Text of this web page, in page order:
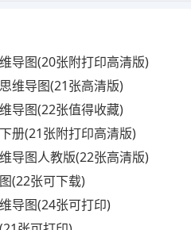
导图(20张附打印高清版)
维导图(21张高清版)
导图(22张值得收藏)
册(21张附打印高清版)
导图人教版(22张高清版)
(22张可下载)
导图(24张可打印)